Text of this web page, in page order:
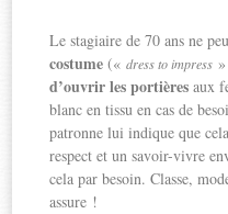
Le stagiaire de 70 ans ne
costume («dress to impress
d’ouvrir les portières aux
blanc en tissu en cas de
patronne lui indique que
respect et un savoir-vivre
cela par besoin. Classe,
assure !